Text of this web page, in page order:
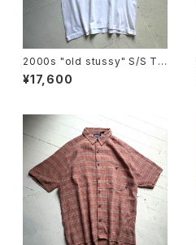
2000s "old stussy" S/S T-
shirt
¥17,600